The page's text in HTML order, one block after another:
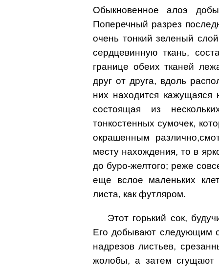
Обыкновенное алоэ
Поперечный разрез
очень тонкий зеленый
сердцевинную ткань,
границе обеих тканей
друг от друга, вдоль
них находится кажущаяся
состоящая из
тонкостенных сумочек,
окрашенным
месту нахождения, то в
до буро-желтого; реже
еще вслое маленьких
листа, как футляром.
Этот горький сок,
Его добывают следующим
надрезов листьев,
жолобы, а затем сгущают